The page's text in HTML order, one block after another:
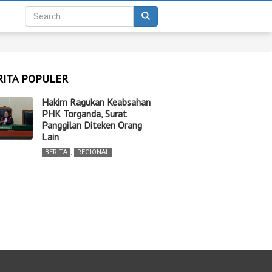
POPULER
Hakim Ragukan Keabsahan
PHK Torganda, Surat
Panggilan Diteken Orang
Lain
BERITA , REGIONAL